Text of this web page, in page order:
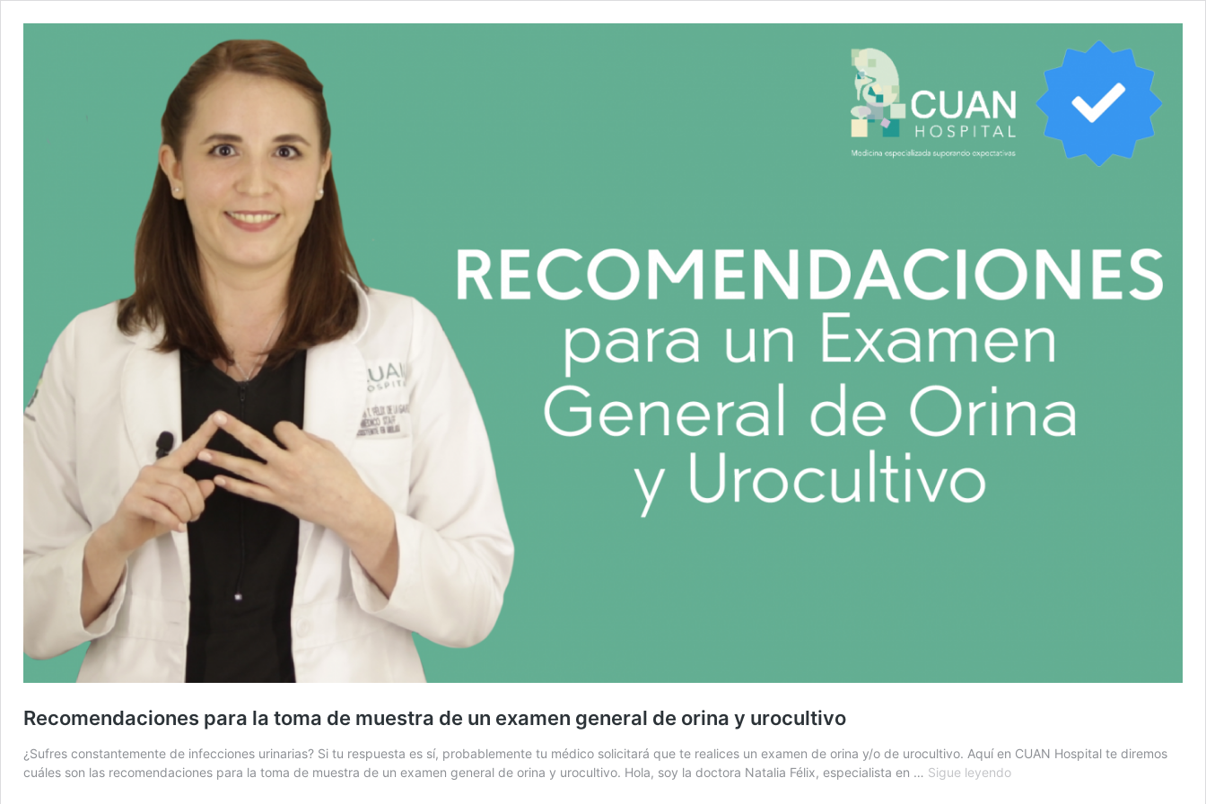
Recomendaciones para la toma de muestra de un examen general de orina y urocultivo
¿Sufres constantemente de infecciones urinarias? Si tu respuesta es sí, probablemente tu médico solicitará que te realices un examen de orina y/o de urocultivo. Aquí en CUAN Hospital te diremos
cuáles son las recomendaciones para la toma de muestra de un examen general de orina y urocultivo. Hola, soy la doctora Natalia Félix, especialista en … Sigue leyendoRecomendaciones